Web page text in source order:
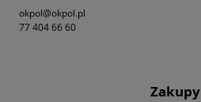
okpol@okpol.pl
77 404 66 60
Zakupy